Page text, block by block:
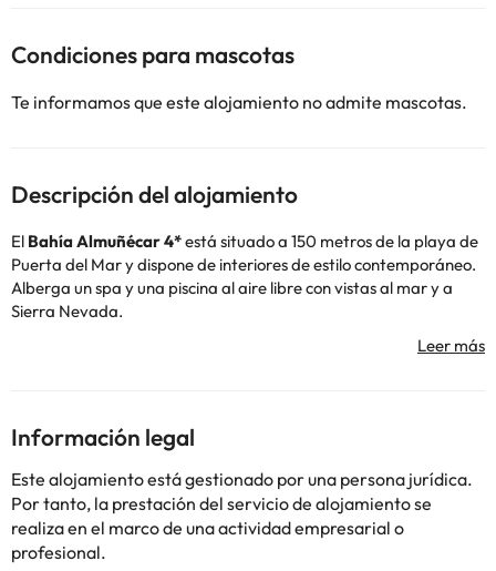
Condiciones para mascotas
Te informamos que este alojamiento no admite mascotas.
Descripción del alojamiento
El Bahía Almuñécar 4*está situado a 150 metros de la playa de
Puerta del Mar y dispone de interiores de estilo contemporáneo.
Alberga un spa y una piscina al aire libre con vistas al mar y a
Sierra Nevada.
Las habitaciones del Bahía de Almuñécar están equipadas con
y vino, disponibles por un suplemento.
Granada y Málaga se encuentran a 40 minutos en coche del
hotel. Sierra Nevada está a 1 hora y es el lugar ideal para esquiar
en invierno o practicar senderismo en verano.
Información legal
Este alojamiento está gestionado por una persona jurídica.
Por tanto, la prestación del servicio de alojamiento se
realiza en el marco de una actividad empresarial o
profesional.